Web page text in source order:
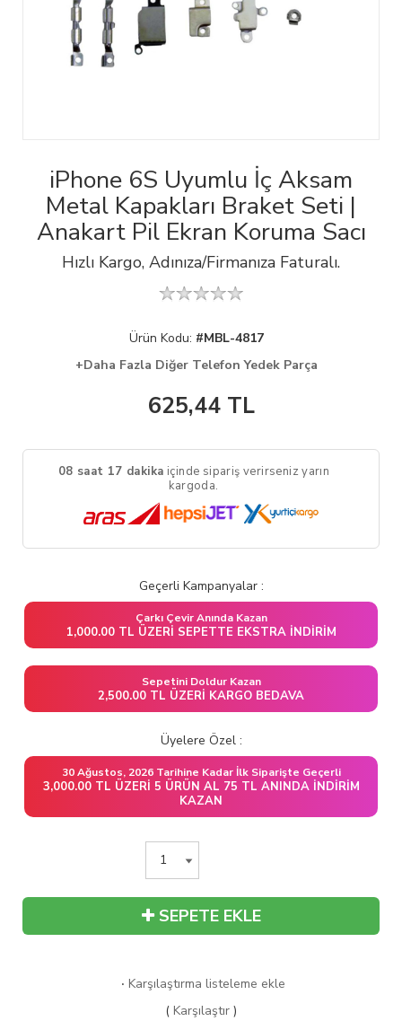
iPhone 6S Uyumlu İç Aksam
Metal Kapakları Braket Seti |
Anakart Pil Ekran Koruma Sacı
Hızlı Kargo, Adınıza/Firmanıza Faturalı.
Ürün Kodu: #MBL-4817
+Daha Fazla Diğer Telefon Yedek Parça
625,44TL
08 saat 17 dakika içinde sipariş verirseniz yarın
kargoda.
Geçerli Kampanyalar :
Çarkı Çevir Anında Kazan
1,000.00 TL ÜZERI SEPETTE EKSTRA İNDIRIM
Sepetini Doldur Kazan
2,500.00 TL ÜZERI KARGO BEDAVA
Üyelere Özel :
30 Ağustos, 2026 Tarihine Kadar İlk Siparişte Geçerli
3,000.00 TL ÜZERI 5 ÜRÜN AL 75 TL ANINDA İNDIRIM
KAZAN
SEPETE EKLE
· Karşılaştırma listeleme ekle
( Karşılaştır )